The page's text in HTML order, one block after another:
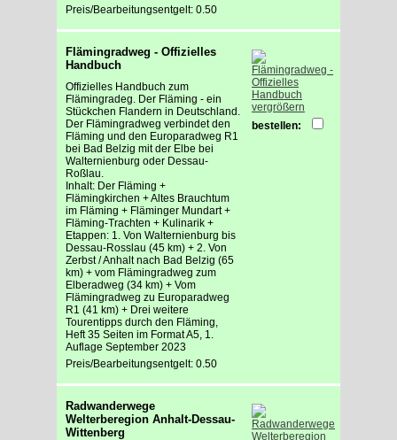
Preis/Bearbeitungsentgelt: 0.50
Flämingradweg - Offizielles
Handbuch
Offizielles Handbuch zum
Flämingradeg. Der Fläming - ein
Stückchen Flandern in Deutschland.
Der Flämingradweg verbindet den
Fläming und den Europaradweg R1
bei Bad Belzig mit der Elbe bei
Walternienburg oder Dessau-
Roßlau.
Inhalt: Der Fläming +
Flämingkirchen + Altes Brauchtum
im Fläming + Fläminger Mundart +
Fläming-Trachten + Kulinarik +
Etappen: 1. Von Walternienburg bis
Dessau-Rosslau (45 km) + 2. Von
Zerbst / Anhalt nach Bad Belzig (65
km) + vom Flämingradweg zum
Elberadweg (34 km) + Vom
Flämingradweg zu Europaradweg
R1 (41 km) + Drei weitere
Tourentipps durch den Fläming,
Heft 35 Seiten im Format A5, 1.
Auflage September 2023
Preis/Bearbeitungsentgelt: 0.50
vergrößern
bestellen:
Radwanderwege
Welterberegion Anhalt-Dessau-
Wittenberg